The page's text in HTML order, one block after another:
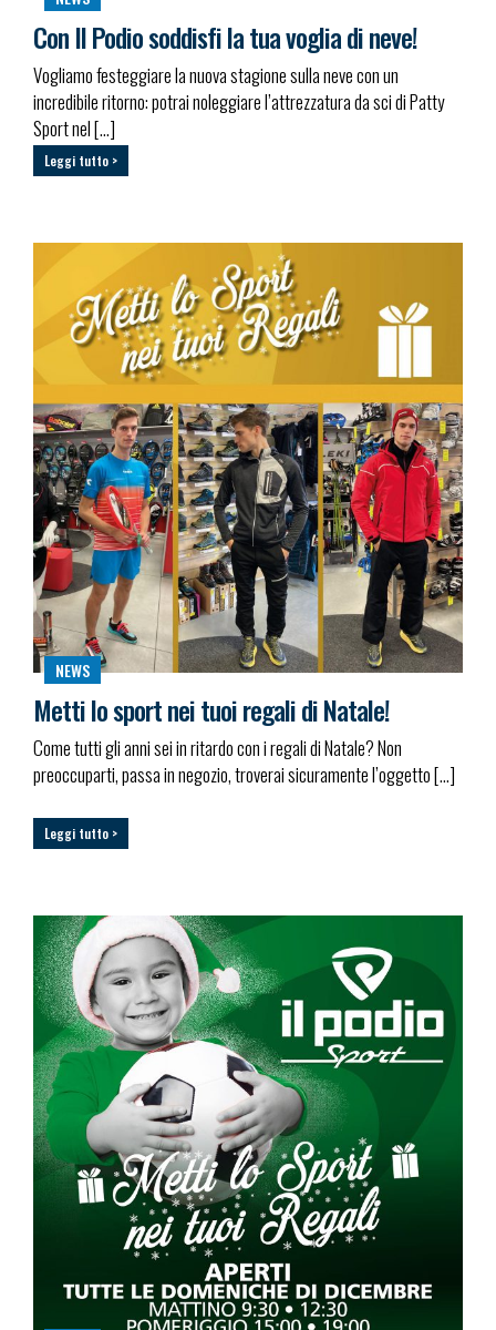
Con Il Podio soddisfi la tua voglia di neve!
Vogliamo festeggiare la nuova stagione sulla neve con un
incredibile ritorno: potrai noleggiare l’attrezzatura da sci di Patty
Sport nel […]
Leggi tutto >
NEWS
Metti lo sport nei tuoi regali di Natale!
Come tutti gli anni sei in ritardo con i regali di Natale? Non
preoccuparti, passa in negozio, troverai sicuramente l’oggetto […]
Leggi tutto >